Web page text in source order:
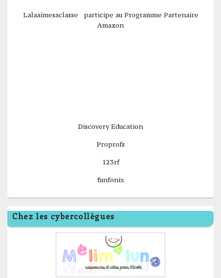
Lalaaimesaclasse participe au Programme Partenaire
Amazon
Discovery Education
Proprofs
123rf
funfonix
Chez les cybercollègues